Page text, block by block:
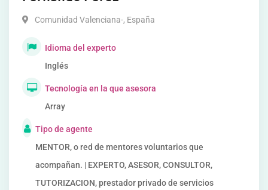
Comunidad Valenciana-, España
Idioma del experto
Inglés
Tecnología en la que asesora
Array
Tipo de agente
MENTOR, o red de mentores voluntarios que
acompañan. | EXPERTO, ASESOR, CONSULTOR,
TUTORIZACION, prestador privado de servicios